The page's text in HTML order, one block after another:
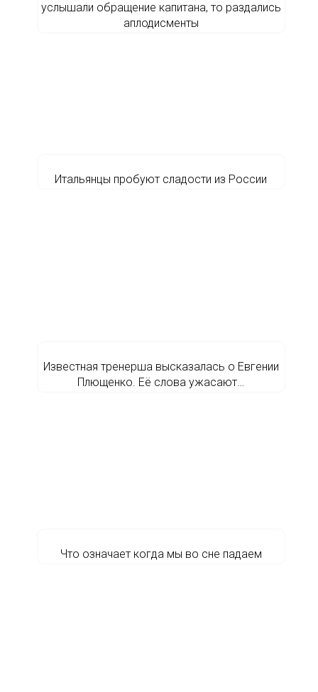
услышали обращение капитана, то раздались
аплодисменты
Итальянцы пробуют сладости из России
Известная тренерша высказалась о Евгении
Плющенко. Её слова ужасают…
Что означает когда мы во сне падаем